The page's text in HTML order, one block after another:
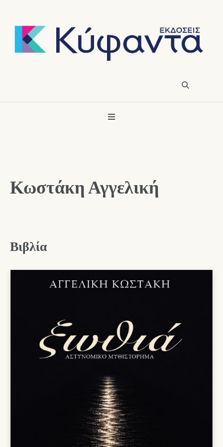
Κωστάκη Αγγελική
Βιβλία